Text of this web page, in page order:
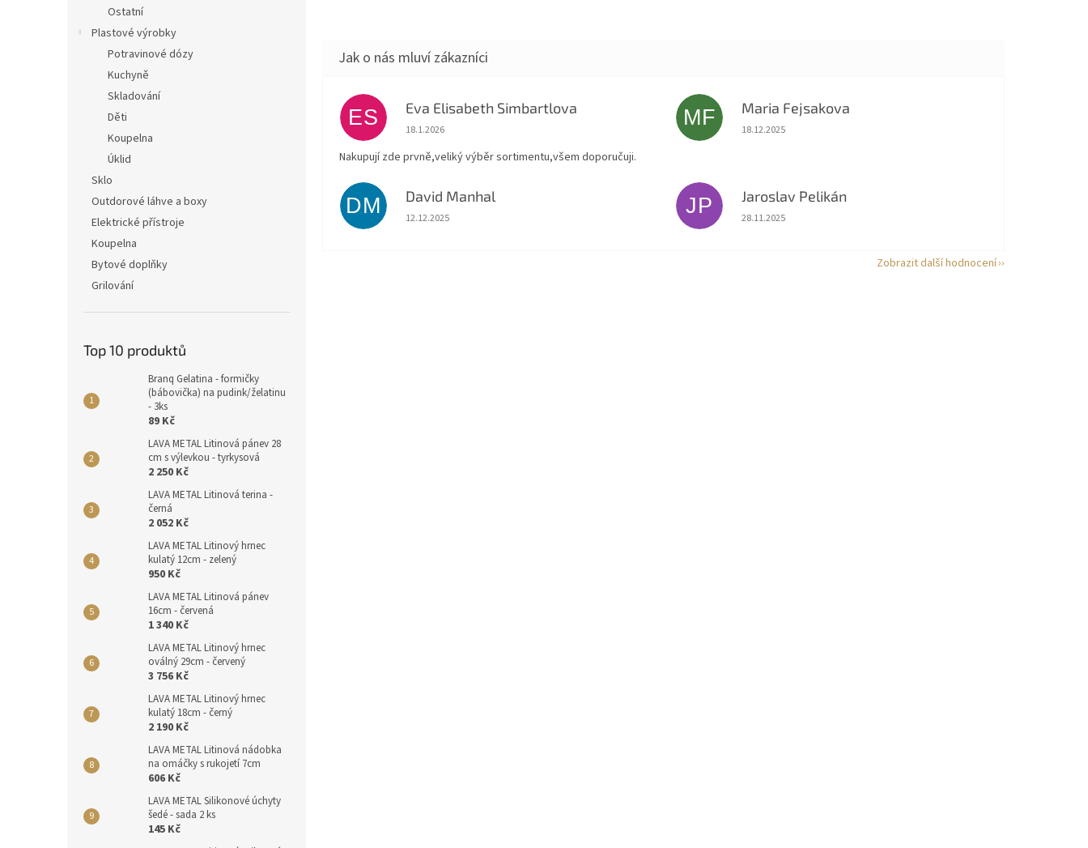
Ostatní
Plastové výrobky
Potravinové dózy
Kuchyně
Skladování
Děti
Koupelna
Úklid
Sklo
Outdorové láhve a boxy
Elektrické přístroje
Koupelna
Bytové doplňky
Grilování
Top 10 produktů
Branq Gelatina - formičky
(bábovička) na pudink/želatinu
- 3ks
89 Kč
LAVA METAL Litinová pánev 28
cm s výlevkou - tyrkysová
2 250 Kč
LAVA METAL Litinová terina -
černá
2 052 Kč
LAVA METAL Litinový hrnec
kulatý 12cm - zelený
950 Kč
LAVA METAL Litinová pánev
16cm - červená
1 340 Kč
LAVA METAL Litinový hrnec
oválný 29cm - červený
3 756 Kč
LAVA METAL Litinový hrnec
kulatý 18cm - černý
2 190 Kč
LAVA METAL Litinová nádobka
na omáčky s rukojetí 7cm
606 Kč
LAVA METAL Silikonové úchyty
šedé - sada 2 ks
145 Kč
ES Eva Elisabeth Simbartlova
Hodnocení obchodu je 5 z 5 hvězdiček.
18.1.2026
Nakupují zde prvně,veliký výběr sortimentu,všem doporučuji.
MF Maria Fejsakova
Hodnocení obchodu je 5 z 5 hvězdiček.
18.12.2025
DM David Manhal
Hodnocení obchodu je 5 z 5 hvězdiček.
12.12.2025
JP Jaroslav Pelikán
Hodnocení obchodu je 5 z 5 hvězdiček.
28.11.2025
Zobrazit další hodnocení